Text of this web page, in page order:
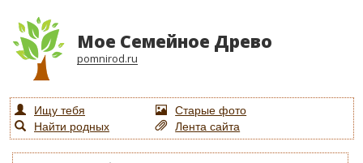
Мое Семейное Древо
pomnirod.ru
Ищу тебя
Старые фото
Найти родных
Лента сайта